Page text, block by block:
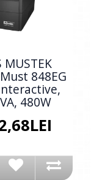
MUSTEK
848EG
480W